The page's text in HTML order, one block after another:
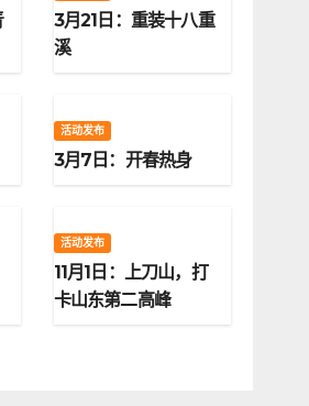
3月21日：重装十八重
溪
活动发布
3月7日：开春热身
活动发布
11月1日：上刀山，打
卡山东第二高峰